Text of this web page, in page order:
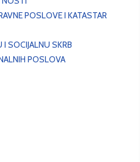
POSLOVE I KATASTAR
SOCIJALNU SKRB
POSLOVA